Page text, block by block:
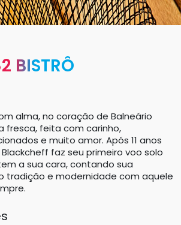
BISTRÔ
alma, no coração de Balneário
fresca, feita com carinho,
e muito amor. Após 11 anos
faz seu primeiro voo solo
a sua cara, contando sua
tradição e modernidade com aquele